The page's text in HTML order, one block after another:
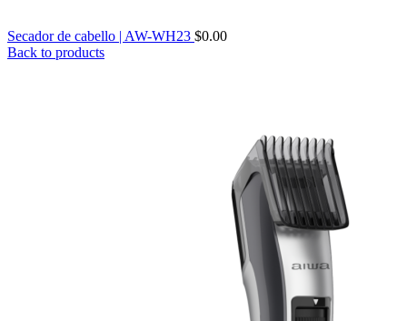
Secador de cabello | AW-WH23 $0.00
Back to products